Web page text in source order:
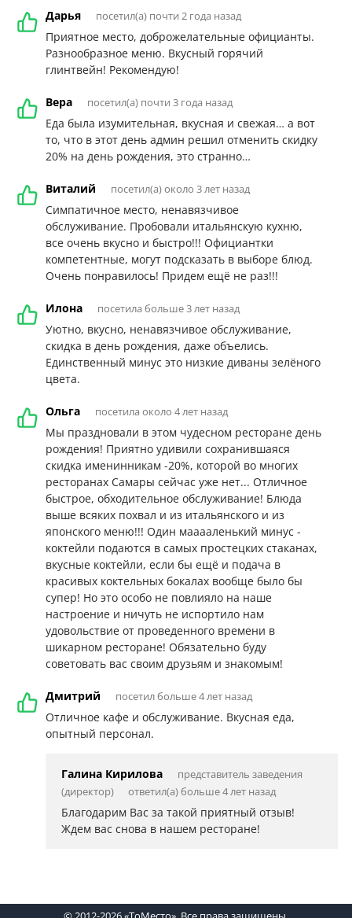
Дарья посетил(а) почти 2 года назад
Приятное место, доброжелательные официанты.
Разнообразное меню. Вкусный горячий
глинтвейн! Рекомендую!
Вера посетил(а) почти 3 года назад
Еда была изумительная, вкусная и свежая… а вот
то, что в этот день админ решил отменить скидку
20% на день рождения, это странно…
Виталий посетил(а) около 3 лет назад
Симпатичное место, ненавязчивое
обслуживание. Пробовали итальянскую кухню,
все очень вкусно и быстро!!! Официантки
компетентные, могут подсказать в выборе блюд.
Очень понравилось! Придем ещё не раз!!!
Илона посетила больше 3 лет назад
Уютно, вкусно, ненавязчивое обслуживание,
скидка в день рождения, даже объелись.
Единственный минус это низкие диваны зелёного
цвета.
Ольга посетила около 4 лет назад
Мы праздновали в этом чудесном ресторане день
рождения! Приятно удивили сохранившаяся
скидка именинникам -20%, которой во многих
ресторанах Самары сейчас уже нет... Отличное
быстрое, обходительное обслуживание! Блюда
выше всяких похвал и из итальянского и из
японского меню!!! Один мааааленький минус -
коктейли подаются в самых простецких стаканах,
вкусные коктейли, если бы ещё и подача в
красивых коктельных бокалах вообще было бы
супер! Но это особо не повлияло на наше
настроение и ничуть не испортило нам
удовольствие от проведенного времени в
шикарном ресторане! Обязательно буду
советовать вас своим друзьям и знакомым!
Дмитрий посетил больше 4 лет назад
Отличное кафе и обслуживание. Вкусная еда,
опытный персонал.
Галина Кирилова
представитель заведения
(директор)
ответил(а) больше 4 лет назад
Благодарим Вас за такой приятный отзыв!
Ждем вас снова в нашем ресторане!